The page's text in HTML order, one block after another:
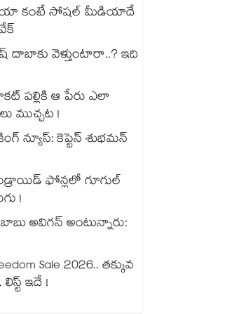
కంటే సోషల్ మీడియాదే
వెళ్తుంటారా..? ఇది
పల్లికి ఆ పేరు ఎలా
ముచ్చట !
న్యూస్: కెప్టెన్ శుభమన్
ఫోన్లలో గూగుల్
!
అవిగన్ అంటున్నారు:
Sale 2026.. తక్కువ
ఇదే !